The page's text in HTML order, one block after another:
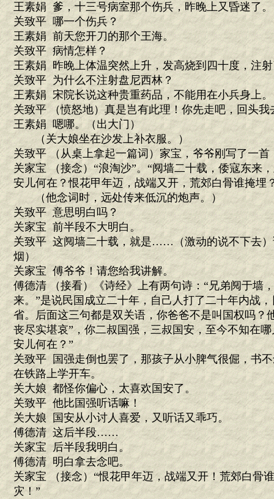
王素娟 爹，十三号病室那个伤兵，昨晚上又昏迷了。
关致平 哪一个伤兵？
王素娟 前天您开刀的那个王海。
关致平 病情怎样？
王素娟 昨晚上体温突然上升，发高烧到四十度，注
关致平 为什么不注射盘尼西林？
王素娟 宋院长说这种贵重药品，不能用在小兵身上。
关致平 （愤怒地）真是岂有此理！你先走吧，回头我
王素娟 嗯哪。（出大门）
（关大娘坐在沙发上补衣服。）
关致平 （从桌上拿起一篇词）家宝，爷爷刚写了一
关家宝 （接念）“浪淘沙”。“阋墙二十载，倭寇东来
安儿何在？恨花甲年迈，战端又开，荒郊白骨谁掩埋
（他念词时，远处传来低沉的炮声。）
关致平 意思明白吗？
关家宝 前半段不大明白。
关致平 这阋墙二十载，就是……（激动的说不下去）
烟）
关家宝 傅爷爷！请您给我讲解。
傅德清 （接看）《诗经》上有两句诗：“兄弟阋于墙
来。”是说民国成立二十年，自己人打了二十年内战
省。后面这三句都是双关语，你爸爸不是叫国权吗？
丧尽实堪哀”，你二叔国强，三叔国安，至今不知在
安儿何在？”
关致平 国强走倒也罢了，那孩子从小脾气很倔，书
在铁路上学开车。
关大娘 都怪你偏心，太喜欢国安了。
关致平 他比国强听话嘛！
关大娘 国安从小讨人喜爱，又听话又乖巧。
傅德清 这后半段……
关家宝 后半段我明白。
傅德清 明白拿去念吧。
关家宝 （接念）“恨花甲年迈，战端又开！荒郊白骨
灾！”